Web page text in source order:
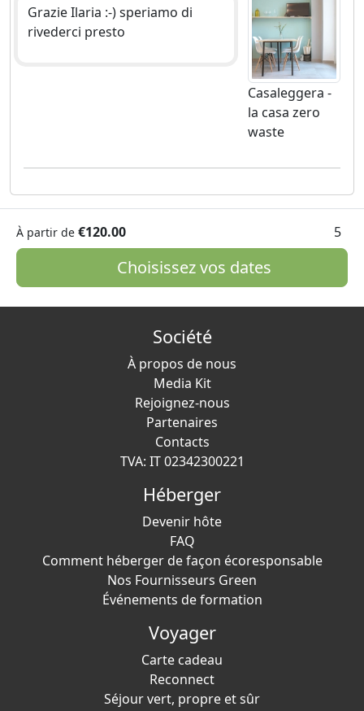
Grazie Ilaria :-) speriamo di
rivederci presto
Casaleggera -
la casa zero
waste
À partir de €120.00 5
Choisissez vos dates
Société
À propos de nous
Media Kit
Rejoignez-nous
Partenaires
Contacts
TVA: IT 02342300221
Héberger
Devenir hôte
FAQ
Comment héberger de façon écoresponsable
Nos Fournisseurs Green
Événements de formation
Voyager
Carte cadeau
Reconnect
Séjour vert, propre et sûr